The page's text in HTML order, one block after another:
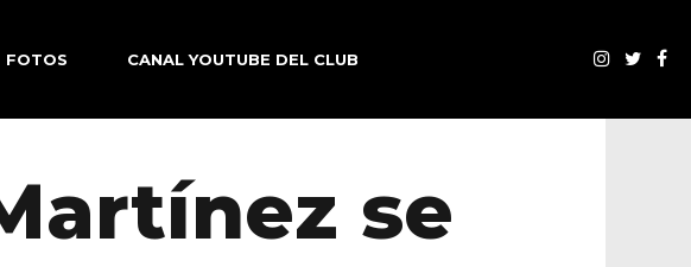
FOTOS CANAL YOUTUBE DEL CLUB
se